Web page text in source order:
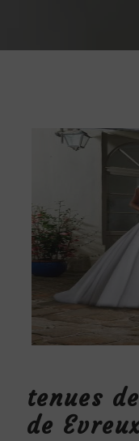
tenues
de